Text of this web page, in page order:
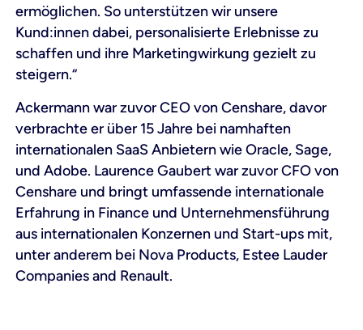
ermöglichen. So unterstützen wir unsere
Kund:innen dabei, personalisierte Erlebnisse zu
schaffen und ihre Marketingwirkung gezielt zu
steigern.“
Ackermann war zuvor CEO von Censhare, davor
verbrachte er über 15 Jahre bei namhaften
internationalen SaaS Anbietern wie Oracle, Sage,
und Adobe. Laurence Gaubert war zuvor CFO von
Censhare und bringt umfassende internationale
Erfahrung in Finance und Unternehmensführung
aus internationalen Konzernen und Start-ups mit,
unter anderem bei Nova Products, Estee Lauder
Companies and Renault.